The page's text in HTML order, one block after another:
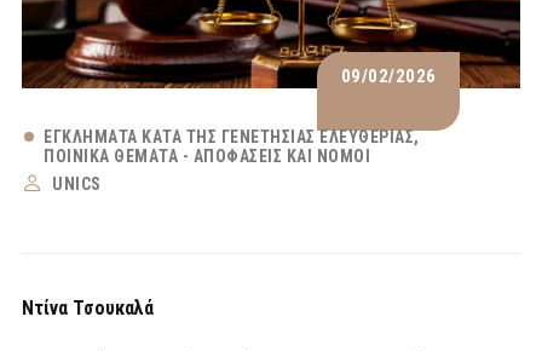
09/02/2026
ΕΓΚΛΉΜΑΤΑ ΚΑΤΆ ΤΗΣ ΓΕΝΕΤΉΣΙΑΣ ΕΛΕΥΘΕΡΊΑΣ
ΠΟΙΝΙΚΆ ΘΈΜΑΤΑ - ΑΠΟΦΆΣΕΙΣ ΚΑΙ ΝΌΜΟΙ
UNICS
Ντίνα Τσουκαλά